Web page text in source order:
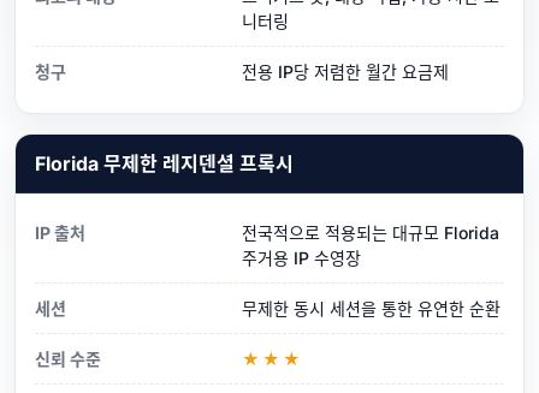
니터링
청구 전용 IP당 저렴한 월간 요금제
Florida 무제한 레지덴셜 프록시
IP 출처
전국적으로 적용되는 대규모 Florida
주거용 IP 수영장
세션 무제한 동시 세션을 통한 유연한 순환
신뢰 수준 ★★★